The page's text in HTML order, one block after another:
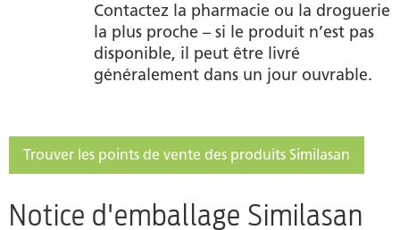
Contactez la pharmacie ou la droguerie
la plus proche – si le produit n’est pas
disponible, il peut être livré
généralement dans un jour ouvrable.
Trouver les points de vente des produits Similasan
Notice d'emballage Similasan